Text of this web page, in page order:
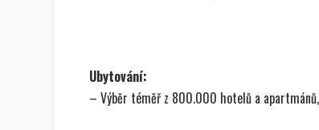
Ubytování:
– Výběr téměř z 800.000 hotelů a